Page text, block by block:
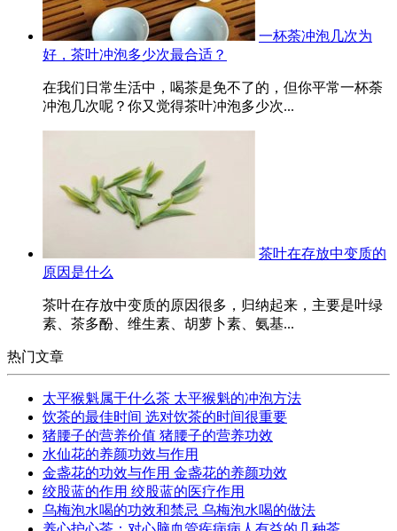
一杯荼冲泡几次为
好，茶叶冲泡多少次最合适？
在我们日常生活中，喝茶是免不了的，但你平常一杯荼
冲泡几次呢？你又觉得茶叶冲泡多少次...
茶叶在存放中变质的
原因是什么
茶叶在存放中变质的原因很多，归纳起来，主要是叶绿
素、茶多酚、维生素、胡萝卜素、氨基...
热门文章
太平猴魁属于什么茶 太平猴魁的冲泡方法
饮茶的最佳时间 选对饮茶的时间很重要
猪腰子的营养价值 猪腰子的营养功效
水仙花的养颜功效与作用
金盏花的功效与作用 金盏花的养颜功效
绞股蓝的作用 绞股蓝的医疗作用
乌梅泡水喝的功效和禁忌 乌梅泡水喝的做法